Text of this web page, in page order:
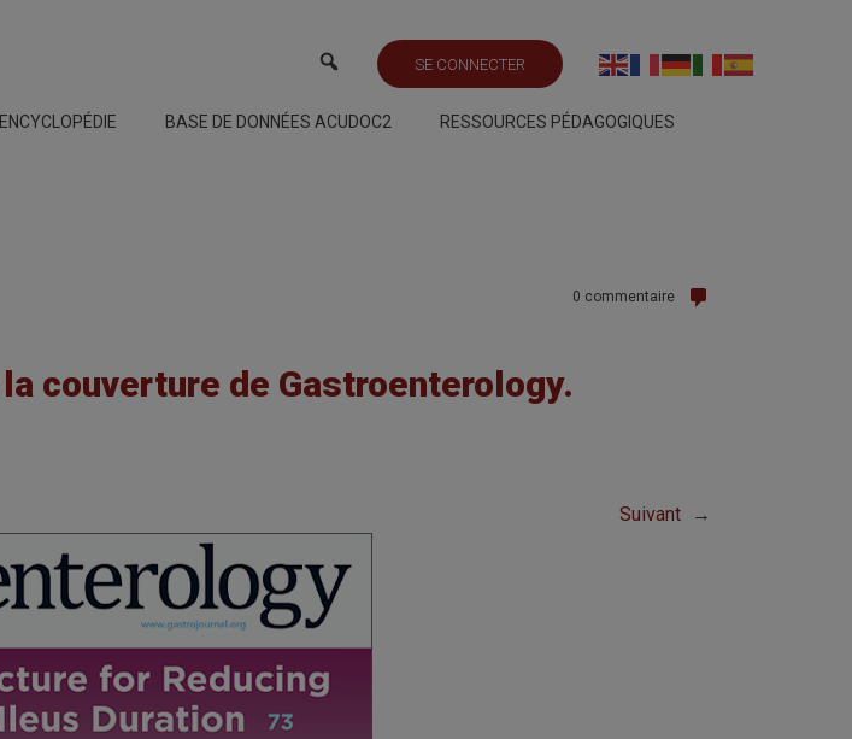
SE CONNECTER
ENCYCLOPÉDIE BASE DE DONNÉES ACUDOC2
RESSOURCES PÉDAGOGIQUES
0 commentaire
couverture de Gastroenterology.
Suivant →